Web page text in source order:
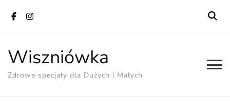
Wiszniówka
Zdrowe specjały dla Dużych i Małych